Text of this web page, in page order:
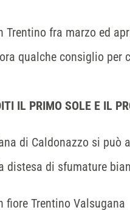
Trentino fra marzo ed
qualche consiglio
IL PRIMO SOLE E IL
di Caldonazzo si può
distesa di sfumature